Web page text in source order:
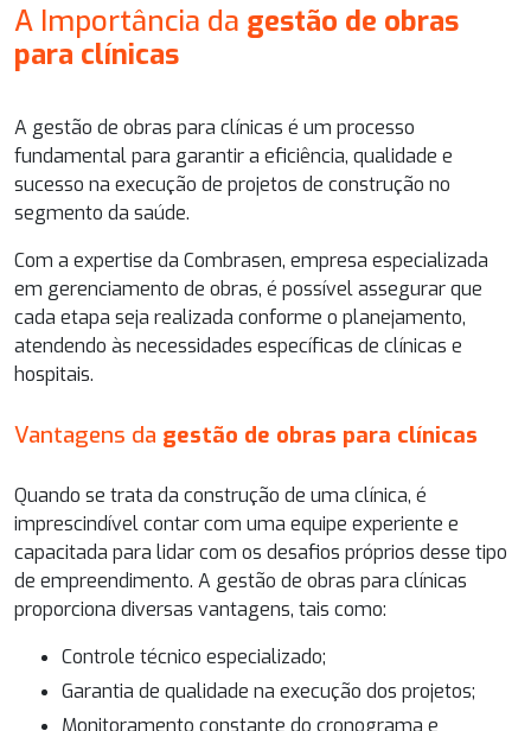
A Importância da gestão de obras
para clínicas
A gestão de obras para clínicas é um processo
fundamental para garantir a eficiência, qualidade e
sucesso na execução de projetos de construção no
segmento da saúde.
Com a expertise da Combrasen, empresa especializada
em gerenciamento de obras, é possível assegurar que
cada etapa seja realizada conforme o planejamento,
atendendo às necessidades específicas de clínicas e
hospitais.
Vantagens da gestão de obras para clínicas
Quando se trata da construção de uma clínica, é
imprescindível contar com uma equipe experiente e
capacitada para lidar com os desafios próprios desse tipo
de empreendimento. A gestão de obras para clínicas
proporciona diversas vantagens, tais como:
Controle técnico especializado;
Garantia de qualidade na execução dos projetos;
Monitoramento constante do cronograma e